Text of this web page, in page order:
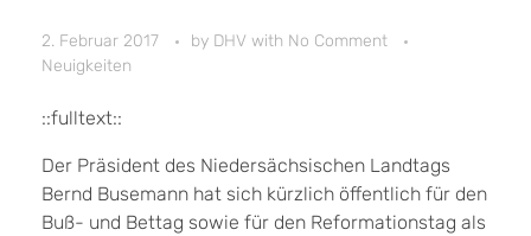
2. Februar 2017 by DHV with No Comment
Neuigkeiten
::fulltext::
Der Präsident des Niedersächsischen Landtags
Bernd Busemann hat sich kürzlich öffentlich für den
Buß- und Bettag sowie für den Reformationstag als